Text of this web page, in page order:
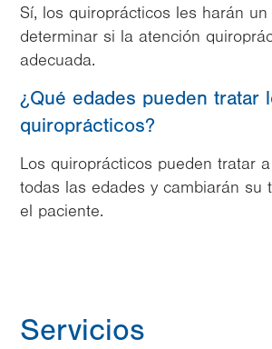
Sí, los quiroprácticos les harán
determinar si la atención
adecuada.
¿Qué edades pueden tratar
quiroprácticos?
Los quiroprácticos pueden tratar
todas las edades y cambiarán su
el paciente.
Servicios